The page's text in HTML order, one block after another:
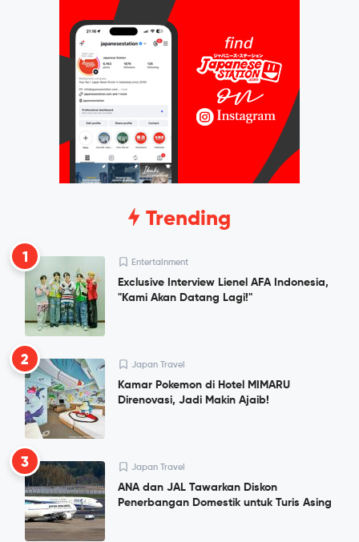
Trending
1 Entertainment
Exclusive Interview Lienel AFA Indonesia,
"Kami Akan Datang Lagi!"
2 Japan Travel
Kamar Pokemon di Hotel MIMARU
Direnovasi, Jadi Makin Ajaib!
3 Japan Travel
ANA dan JAL Tawarkan Diskon
Penerbangan Domestik untuk Turis Asing